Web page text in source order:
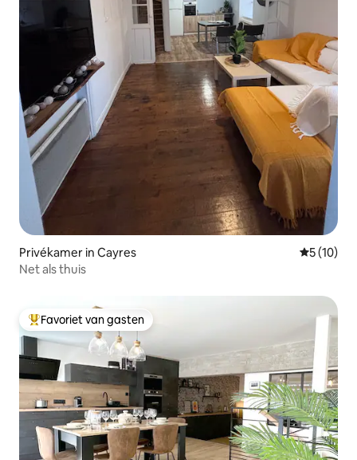
Privékamer in Cayres
5 (10)
Net als thuis
Topfavoriet van gasten
Favoriet van gasten